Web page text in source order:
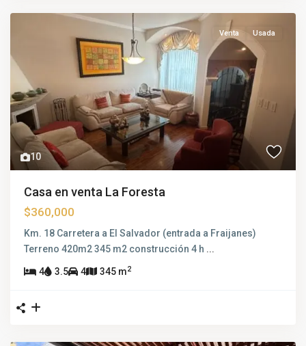
10
Venta Usada
Casa en venta La Foresta
$360,000
Km. 18 Carretera a El Salvador (entrada a Fraijanes)
Terreno 420m2 345 m2 construcción 4 h ...
4 3.5 4 345 m2